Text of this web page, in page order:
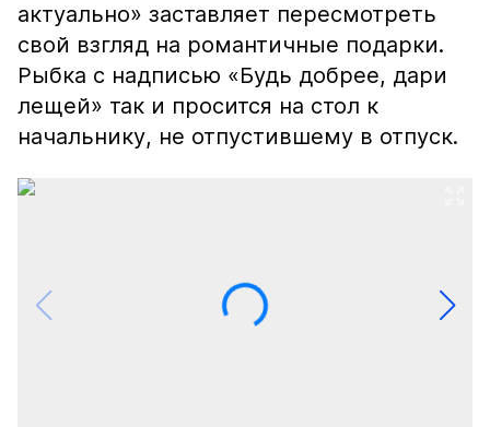
актуально» заставляет пересмотреть
свой взгляд на романтичные подарки.
Рыбка с надписью «Будь добрее, дари
лещей» так и просится на стол к
начальнику, не отпустившему в отпуск.